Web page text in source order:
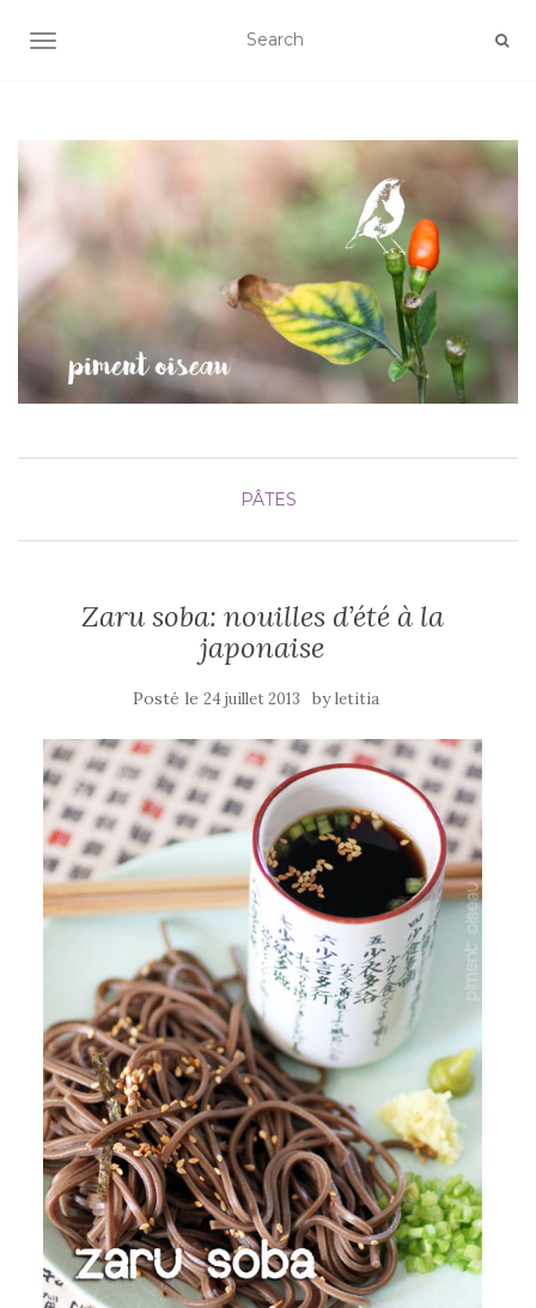
AFFICHER/MASQUER LA NAVIGATION
PÂTES
Zaru soba: nouilles d’été à la
japonaise
Posté le 24 juillet 2013 byletitia